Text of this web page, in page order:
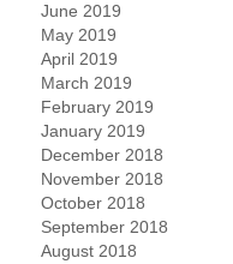
June 2019
May 2019
April 2019
March 2019
February 2019
January 2019
December 2018
November 2018
October 2018
September 2018
August 2018